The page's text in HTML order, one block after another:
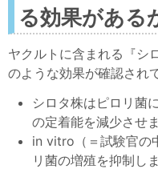
る効果がある
ヤクルトに含まれる『シ
のような効果が確認され
シロタ株はピロリ菌
の定着能を減少させま
in vitro（＝試験官の
リ菌の増殖を抑制し